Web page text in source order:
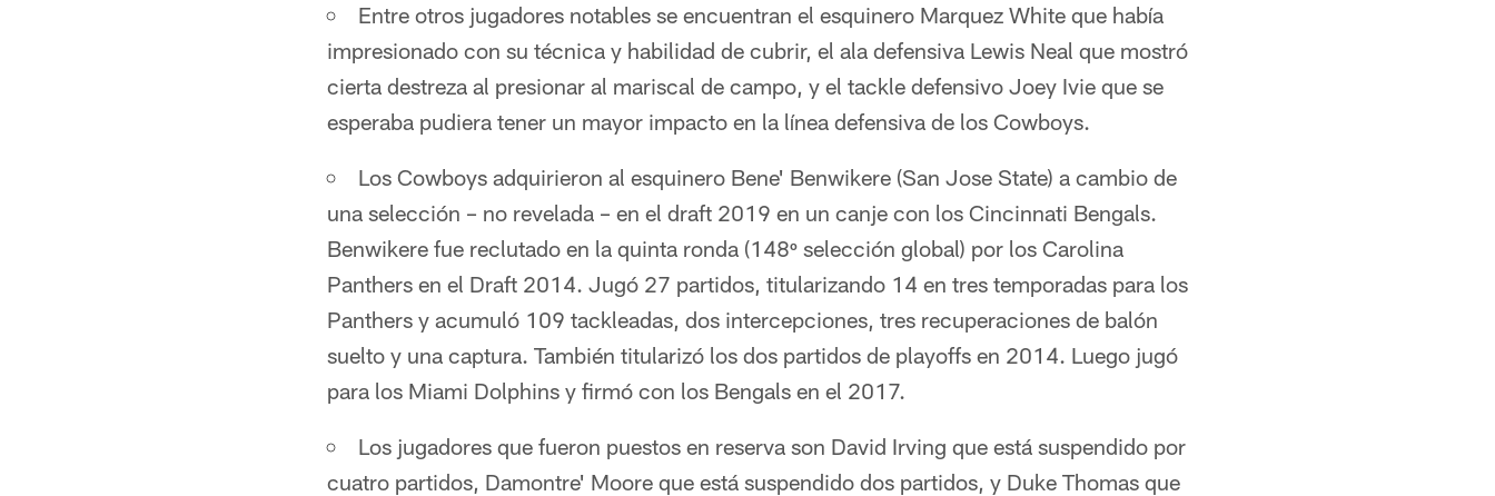
Entre otros jugadores notables se encuentran el esquinero Marquez White que había
impresionado con su técnica y habilidad de cubrir, el ala defensiva Lewis Neal que mostró
cierta destreza al presionar al mariscal de campo, y el tackle defensivo Joey Ivie que se
esperaba pudiera tener un mayor impacto en la línea defensiva de los Cowboys.
Los Cowboys adquirieron al esquinero Bene' Benwikere (San Jose State) a cambio de
una selección – no revelada – en el draft 2019 en un canje con los Cincinnati Bengals.
Benwikere fue reclutado en la quinta ronda (148º selección global) por los Carolina
Panthers en el Draft 2014. Jugó 27 partidos, titularizando 14 en tres temporadas para los
Panthers y acumuló 109 tackleadas, dos intercepciones, tres recuperaciones de balón
suelto y una captura. También titularizó los dos partidos de playoffs en 2014. Luego jugó
para los Miami Dolphins y firmó con los Bengals en el 2017.
Los jugadores que fueron puestos en reserva son David Irving que está suspendido por
cuatro partidos, Damontre' Moore que está suspendido dos partidos, y Duke Thomas que